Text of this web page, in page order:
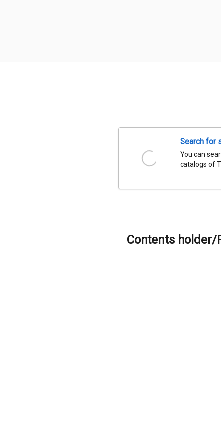
Search for
You can
catalogs of
Contents holder/